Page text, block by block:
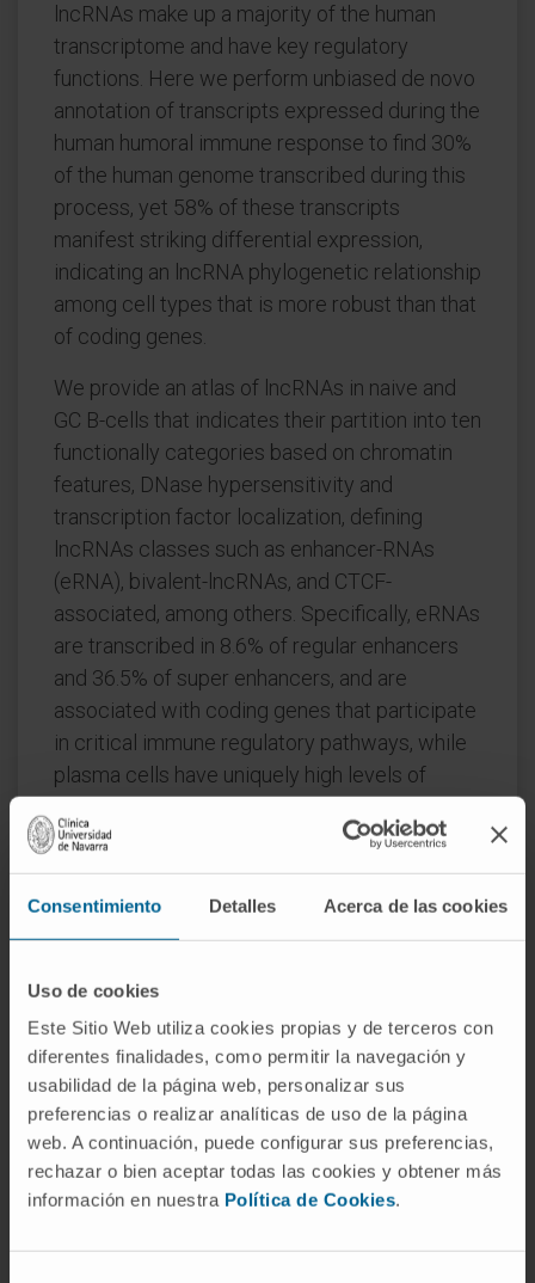
Consentimiento Detalles Acerca de las cookies
Uso de cookies
Este Sitio Web utiliza cookies propias y de terceros con
diferentes finalidades, como permitir la navegación y
usabilidad de la página web, personalizar sus
preferencias o realizar analíticas de uso de la página
web. A continuación, puede configurar sus preferencias,
rechazar o bien aceptar todas las cookies y obtener más
información en nuestra Política de Cookies.
lncRNAs make up a majority of the human
transcriptome and have key regulatory
functions. Here we perform unbiased de novo
annotation of transcripts expressed during the
human humoral immune response to find 30%
of the human genome transcribed during this
process, yet 58% of these transcripts
manifest striking differential expression,
indicating an lncRNA phylogenetic relationship
among cell types that is more robust than that
of coding genes.
We provide an atlas of lncRNAs in naive and
GC B-cells that indicates their partition into ten
functionally categories based on chromatin
features, DNase hypersensitivity and
transcription factor localization, defining
lncRNAs classes such as enhancer-RNAs
(eRNA), bivalent-lncRNAs, and CTCF-
associated, among others. Specifically, eRNAs
are transcribed in 8.6% of regular enhancers
and 36.5% of super enhancers, and are
associated with coding genes that participate
in critical immune regulatory pathways, while
plasma cells have uniquely high levels of
the combinatorial clonal state of the
Immunoglobulin loci.
08679-z.